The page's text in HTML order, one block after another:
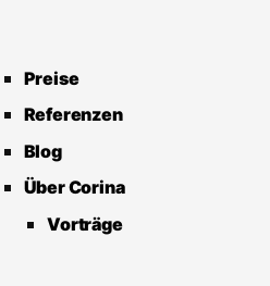
Preise
Referenzen
Blog
Über Corina
Vorträge